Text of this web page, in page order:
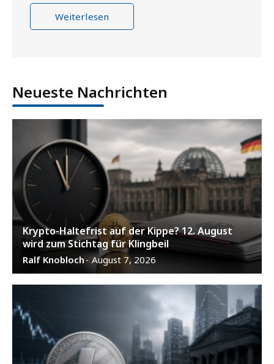
Weiterlesen
Neueste Nachrichten
Krypto-Haltefrist auf der Kippe? 12. August
wird zum Stichtag für Klingbeil
Ralf Knobloch- August 7, 2026